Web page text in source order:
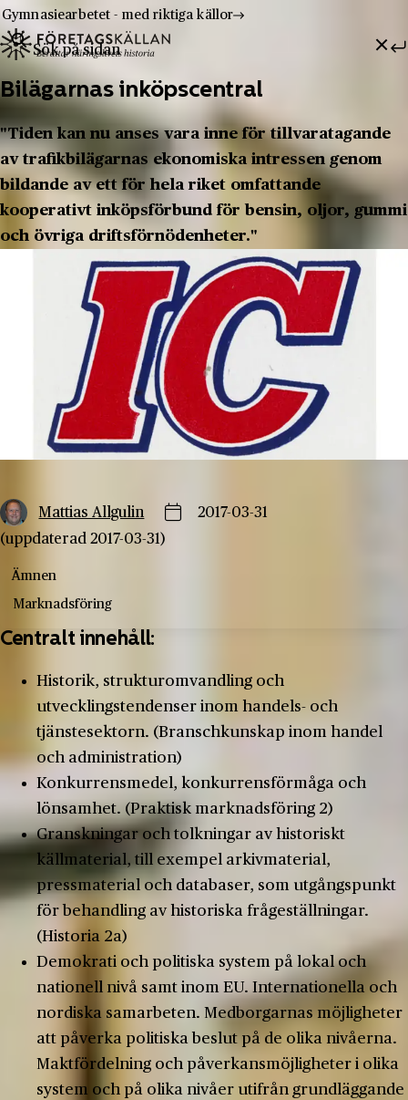
Gymnasiearbetet - med riktiga källor
Sök efter:
Bilägarnas inköpscentral
"Tiden kan nu anses vara inne för tillvaratagande
av trafikbilägarnas ekonomiska intressen genom
bildande av ett för hela riket omfattande
kooperativt inköpsförbund för bensin, oljor, gummi
och övriga driftsförnödenheter."
Mattias Allgulin
2017-03-31
(uppdaterad 2017-03-31)
Ämnen
Marknadsföring
Centralt innehåll:
Historik, strukturomvandling och
utvecklingstendenser inom handels- och
tjänstesektorn. (Branschkunskap inom handel
och administration)
Konkurrensmedel, konkurrensförmåga och
lönsamhet. (Praktisk marknadsföring 2)
Granskningar och tolkningar av historiskt
källmaterial, till exempel arkivmaterial,
pressmaterial och databaser, som utgångspunkt
för behandling av historiska frågeställningar.
(Historia 2a)
Demokrati och politiska system på lokal och
nationell nivå samt inom EU. Internationella och
nordiska samarbeten. Medborgarnas möjligheter
att påverka politiska beslut på de olika nivåerna.
Maktfördelning och påverkansmöjligheter i olika
system och på olika nivåer utifrån grundläggande